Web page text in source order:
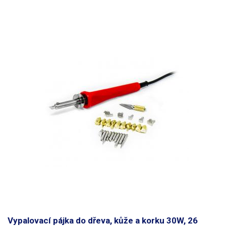
Vypalovací pájka do dřeva, kůže a korku 30W, 26